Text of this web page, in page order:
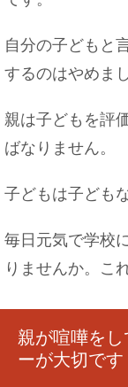
自分の子どもと
するのはやめま
親は子どもを評
ばなりません。
子どもは子ども
毎日元気で学校
りませんか。こ
親が喧嘩を
ーが大切です